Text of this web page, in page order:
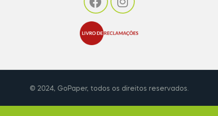
© 2024, GoPaper, todos os direitos reservados.